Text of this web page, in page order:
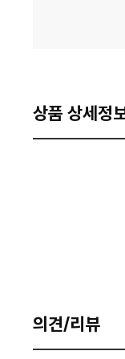
상품 상세정
의견/리뷰